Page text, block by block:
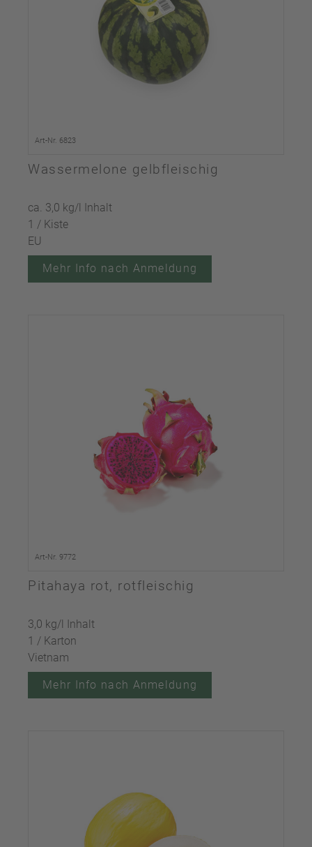
Art-Nr. 6823
Wassermelone gelbfleischig
ca. 3,0 kg/l Inhalt
1 / Kiste
EU
Mehr Info nach Anmeldung
Art-Nr. 9772
Pitahaya rot, rotfleischig
3,0 kg/l Inhalt
1 / Karton
Vietnam
Mehr Info nach Anmeldung